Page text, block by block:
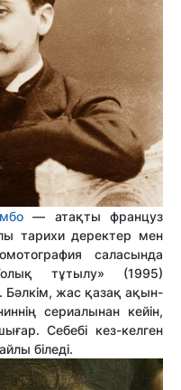
— атақты француз
тарихи деректер мен
саласында
тұтылу» (1995)
Бәлкім, жас қазақ ақын-
сериалынан кейін,
Себебі кез-келген
біледі.